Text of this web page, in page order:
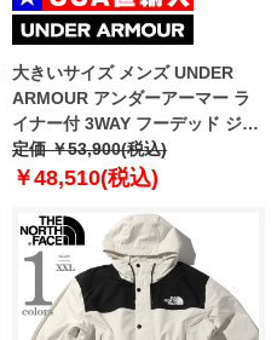
大きいサイズ メンズ UNDER
ARMOUR アンダーアーマー ラ
イナー付 3WAY フーデッド ジャ
ケット PORTER 3-IN-1 JACKET
USA直輸入 1371585-002
定価 ￥53,900(税込)
￥48,510(税込)